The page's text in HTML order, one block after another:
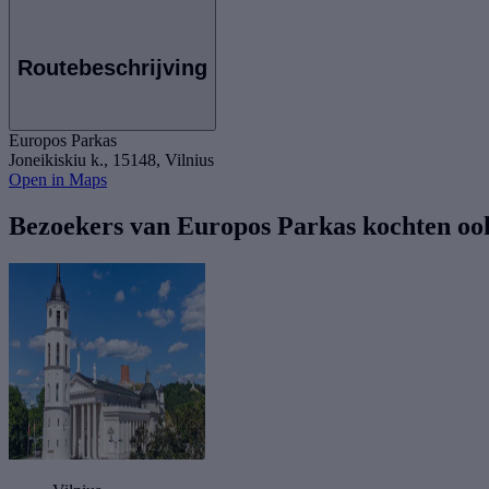
Routebeschrijving
Europos Parkas
Joneikiskiu k., 15148, Vilnius
Open in Maps
Bezoekers van Europos Parkas kochten